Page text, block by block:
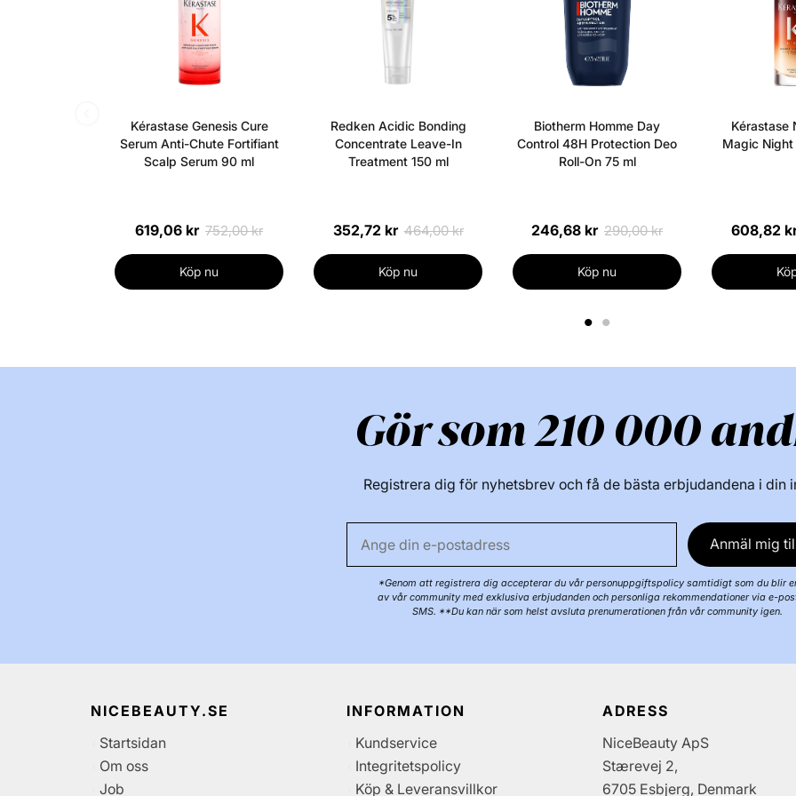
Dulcis Oil, Zinc
Damascena
glycin sojaolja,
tokoferol,
organiskt eller
ursprung totalt.
Kérastase Genesis Cure
Serum Anti-Chute Fortifiant
Scalp Serum 90 ml
619,06 kr 752,00 kr
Köp nu
Redken Acidic Bonding
Concentrate Leave-In
Treatment 150 ml
352,72 kr 464,00 kr
Köp nu
Biotherm Homme Day
Control 48H Protection Deo
Roll-On 75 ml
246,68 kr 290,00 kr
Köp nu
Kérastase
Magic
608,82
1 2
Gör som 210 000
Registrera dig för nyhetsbrev och få de bästa erbjudandena i din
Anmäl mig
*Genom att registrera dig accepterar du vår personuppgiftspolicy samtidigt som du blir
av vår community med exklusiva erbjudanden och personliga rekommendationer via e-
SMS. **Du kan när som helst avsluta prenumerationen från vår community igen.
NICEBEAUTY.SE
Startsidan
Om oss
Job
INFORMATION
Kundservice
Integritetspolicy
Köp & Leveransvillkor
ADRESS
NiceBeauty ApS
Stærevej 2,
6705 Esbjerg, Denmark